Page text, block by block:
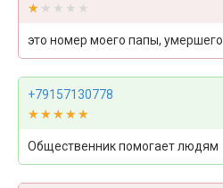
★★★★★
★★★★★
это номер моего папы, умершего
+79157130778
★★★★★
★★★★★
Общественник помогает людям